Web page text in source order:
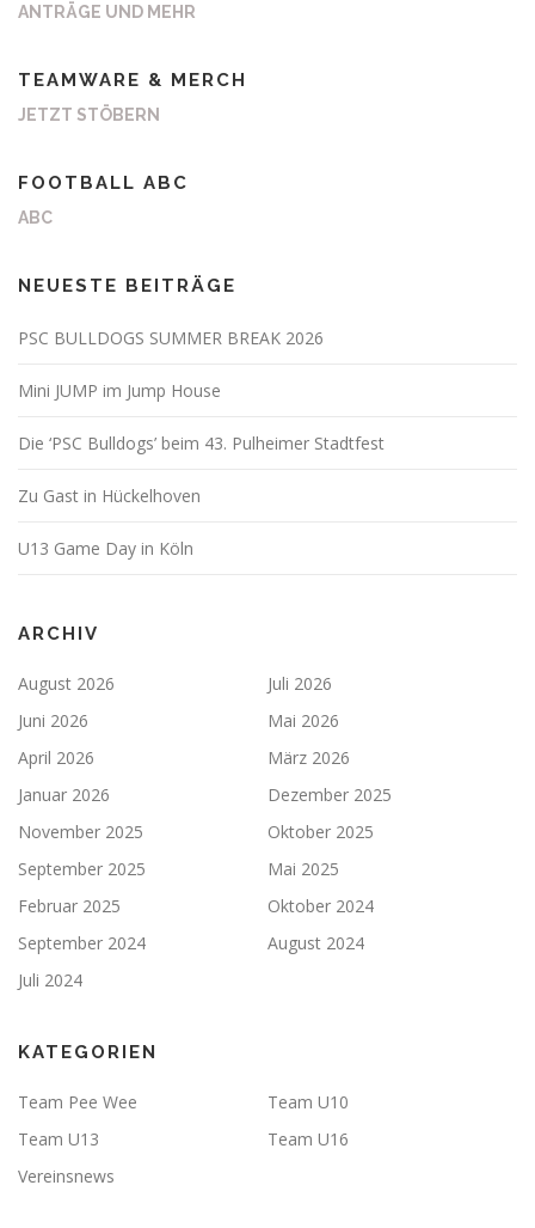
ANTRÄGE UND MEHR
TEAMWARE & MERCH
JETZT STÖBERN
FOOTBALL ABC
ABC
NEUESTE BEITRÄGE
PSC BULLDOGS SUMMER BREAK 2026
Mini JUMP im Jump House
Die ‘PSC Bulldogs’ beim 43. Pulheimer Stadtfest
Zu Gast in Hückelhoven
U13 Game Day in Köln
ARCHIV
August 2026
Juli 2026
Juni 2026
Mai 2026
April 2026
März 2026
Januar 2026
Dezember 2025
November 2025
Oktober 2025
September 2025
Mai 2025
Februar 2025
Oktober 2024
September 2024
August 2024
Juli 2024
KATEGORIEN
Team Pee Wee
Team U10
Team U13
Team U16
Vereinsnews